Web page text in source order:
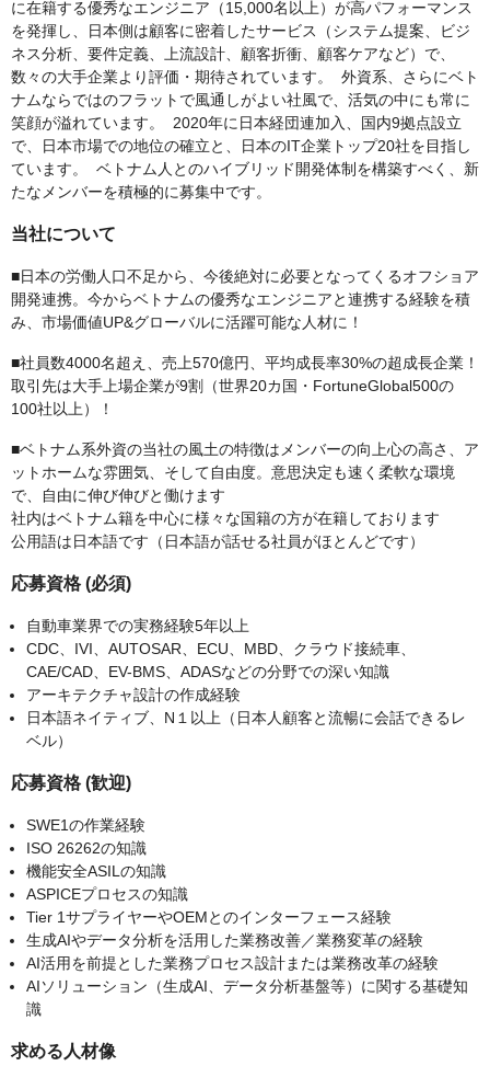
に在籍する優秀なエンジニア（15,000名以上）が高パフォーマンス
を発揮し、日本側は顧客に密着したサービス（システム提案、ビジ
ネス分析、要件定義、上流設計、顧客折衝、顧客ケアなど）で、
数々の大手企業より評価・期待されています。 外資系、さらにベト
ナムならではのフラットで風通しがよい社風で、活気の中にも常に
笑顔が溢れています。 2020年に日本経団連加入、国内9拠点設立
で、日本市場での地位の確立と、日本のIT企業トップ20社を目指し
ています。 ベトナム人とのハイブリッド開発体制を構築すべく、新
たなメンバーを積極的に募集中です。
当社について
■日本の労働人口不足から、今後絶対に必要となってくるオフショア
開発連携。今からベトナムの優秀なエンジニアと連携する経験を積
み、市場価値UP&グローバルに活躍可能な人材に！
■社員数4000名超え、売上570億円、平均成長率30%の超成長企業！
取引先は大手上場企業が9割（世界20カ国・FortuneGlobal500の
100社以上）！
■ベトナム系外資の当社の風土の特徴はメンバーの向上心の高さ、ア
ットホームな雰囲気、そして自由度。意思決定も速く柔軟な環境
で、自由に伸び伸びと働けます
社内はベトナム籍を中心に様々な国籍の方が在籍しております
公用語は日本語です（日本語が話せる社員がほとんどです）
応募資格 (必須)
自動車業界での実務経験5年以上
CDC、IVI、AUTOSAR、ECU、MBD、クラウド接続車、
CAE/CAD、EV-BMS、ADASなどの分野での深い知識
アーキテクチャ設計の作成経験
日本語ネイティブ、N１以上（日本人顧客と流暢に会話できるレ
ベル）
応募資格 (歓迎)
SWE1の作業経験
ISO 26262の知識
機能安全ASILの知識
ASPICEプロセスの知識
Tier 1サプライヤーやOEMとのインターフェース経験
生成AIやデータ分析を活用した業務改善／業務変革の経験
AI活用を前提とした業務プロセス設計または業務改革の経験
AIソリューション（生成AI、データ分析基盤等）に関する基礎知
識
求める人材像